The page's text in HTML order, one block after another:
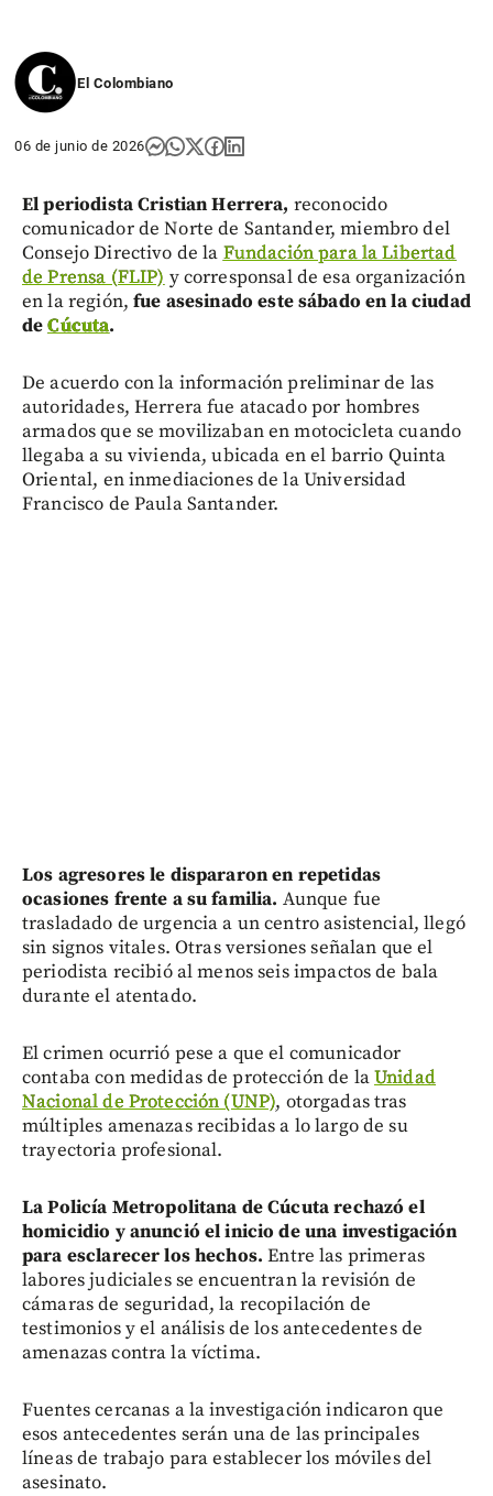
El Colombiano
06 de junio de 2026
El periodista Cristian Herrera, reconocido
comunicador de Norte de Santander, miembro del
Consejo Directivo de la Fundación para la Libertad
de Prensa (FLIP) y corresponsal de esa organización
en la región, fue asesinado este sábado en la ciudad
deCúcuta.
De acuerdo con la información preliminar de las
autoridades, Herrera fue atacado por hombres
armados que se movilizaban en motocicleta cuando
llegaba a su vivienda, ubicada en el barrio Quinta
Oriental, en inmediaciones de la Universidad
Francisco de Paula Santander.
Los agresores le dispararon en repetidas
ocasiones frente a su familia. Aunque fue
trasladado de urgencia a un centro asistencial, llegó
sin signos vitales. Otras versiones señalan que el
periodista recibió al menos seis impactos de bala
durante el atentado.
El crimen ocurrió pese a que el comunicador
contaba con medidas de protección de laUnidad
Nacional de Protección (UNP), otorgadas tras
múltiples amenazas recibidas a lo largo de su
trayectoria profesional.
La Policía Metropolitana de Cúcuta rechazó el
homicidio y anunció el inicio de una investigación
para esclarecer los hechos.Entre las primeras
labores judiciales se encuentran la revisión de
cámaras de seguridad, la recopilación de
testimonios y el análisis de los antecedentes de
amenazas contra la víctima.
Fuentes cercanas a la investigación indicaron que
esos antecedentes serán una de las principales
líneas de trabajo para establecer los móviles del
asesinato.